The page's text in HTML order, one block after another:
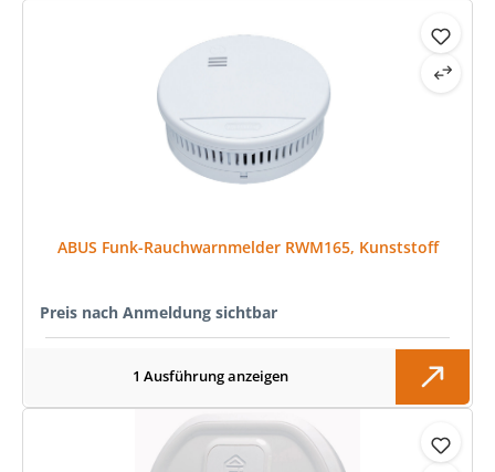
ABUS Funk-Rauchwarnmelder RWM165, Kunststoff
Preis nach Anmeldung sichtbar
1 Ausführung anzeigen